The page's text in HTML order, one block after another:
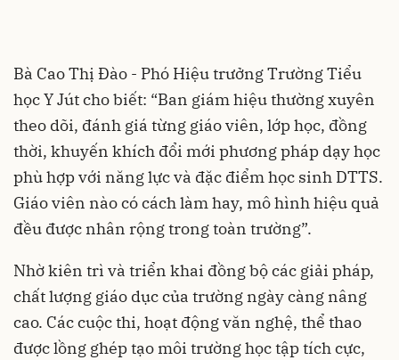
Bà Cao Thị Đào - Phó Hiệu trưởng Trường Tiểu
học Y Jút cho biết: “Ban giám hiệu thường xuyên
theo dõi, đánh giá từng giáo viên, lớp học, đồng
thời, khuyến khích đổi mới phương pháp dạy học
phù hợp với năng lực và đặc điểm học sinh DTTS.
Giáo viên nào có cách làm hay, mô hình hiệu quả
đều được nhân rộng trong toàn trường”.
Nhờ kiên trì và triển khai đồng bộ các giải pháp,
chất lượng giáo dục của trường ngày càng nâng
cao. Các cuộc thi, hoạt động văn nghệ, thể thao
được lồng ghép tạo môi trường học tập tích cực,